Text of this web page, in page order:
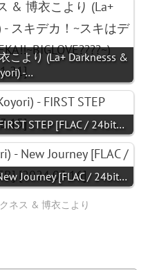
こより (La+ Darknesss &
-…
STEP [FLAC / 24bit…
Journey [FLAC / 24bit…
ネス & 博衣こより